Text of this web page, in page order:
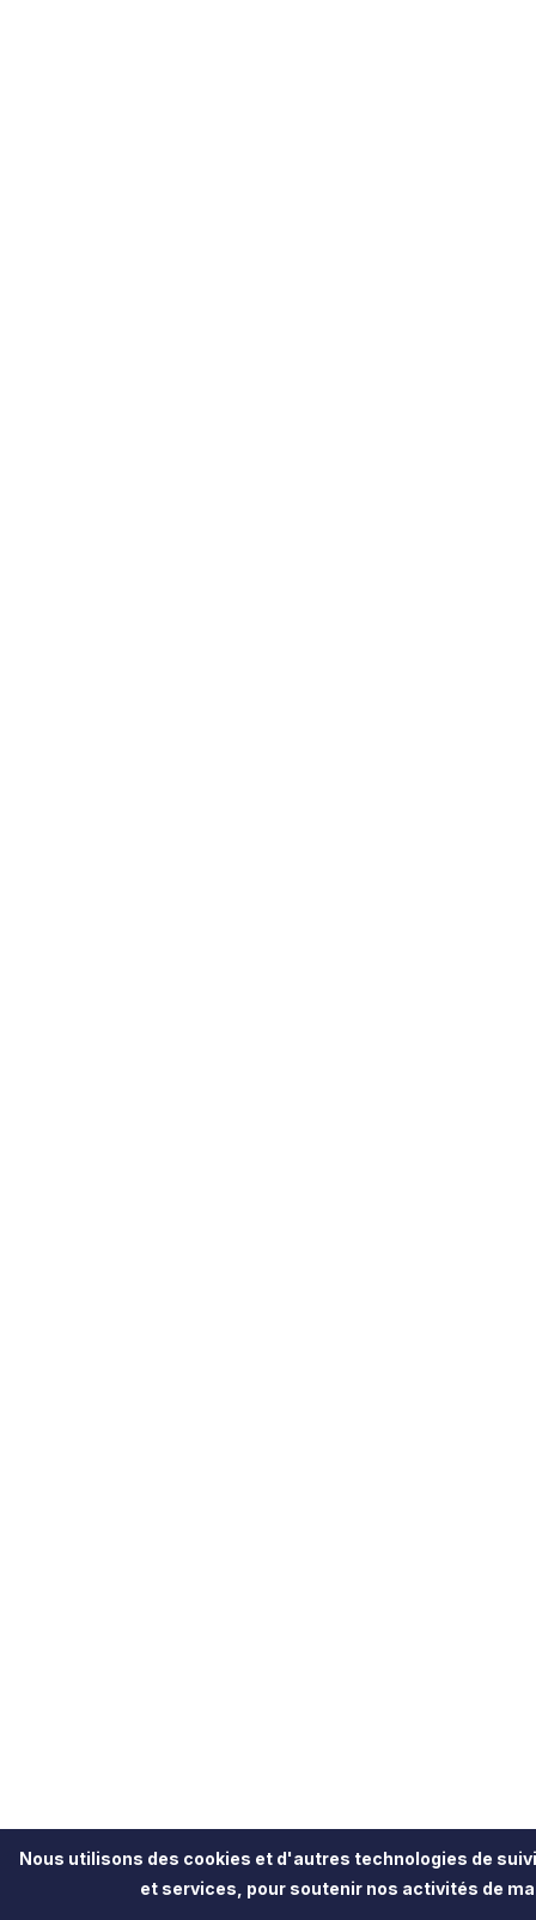
Nous utilisons des cookies et d'autres technologies de
et services, pour soutenir nos activités de